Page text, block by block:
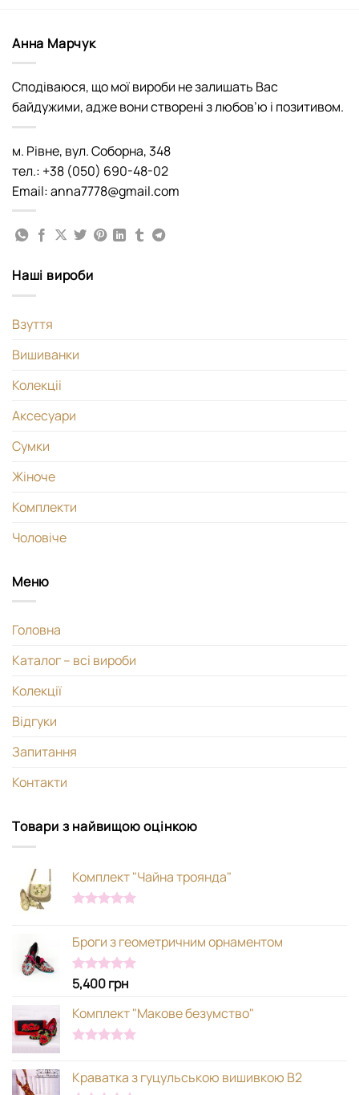
Анна Марчук
Сподіваюся, що мої вироби не залишать Вас
байдужими, адже вони створені з любов’ю і позитивом.
м. Рівне, вул. Соборна, 348
тел.: +38 (050) 690-48-02
Email: anna7778@gmail.com
Наші вироби
Взуття
Вишиванки
Колекціі
Аксесуари
Сумки
Жіноче
Комплекти
Чоловіче
Меню
Головна
Каталог – всі вироби
Колекції
Відгуки
Запитання
Контакти
Товари з найвищою оцінкою
Комплект "Чайна троянда"
Броги з геометричним орнаментом
Оцінено в
з 5
5,400грн
Комплект "Макове безумство"
Краватка з гуцульською вишивкою В2